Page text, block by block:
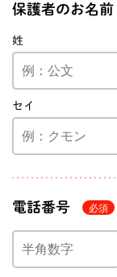
保護者のお名前
姓
セイ
電話番号